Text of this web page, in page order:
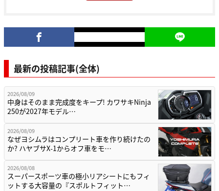
最新の投稿記事(全体)
2026/08/09
中身はそのまま完成度をキープ! カワサキNinja
250が2027年モデル…
2026/08/09
なぜヨシムラはコンプリート車を作り続けたの
か? ハヤブサX-1からオフ車をモ…
2026/08/08
スーパースポーツ車の極小リアシートにもフィ
ットする大容量の『スポルトフィット…